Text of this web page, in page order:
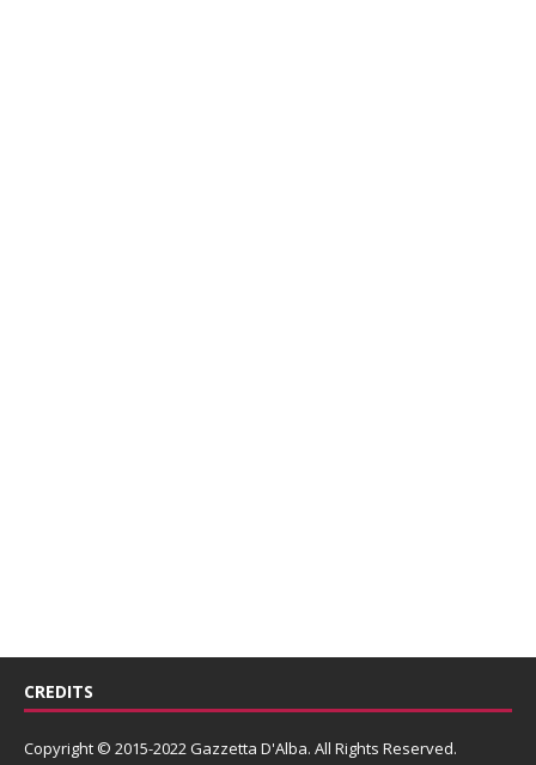
CREDITS
Copyright © 2015-2022 Gazzetta D'Alba. All Rights Reserved.